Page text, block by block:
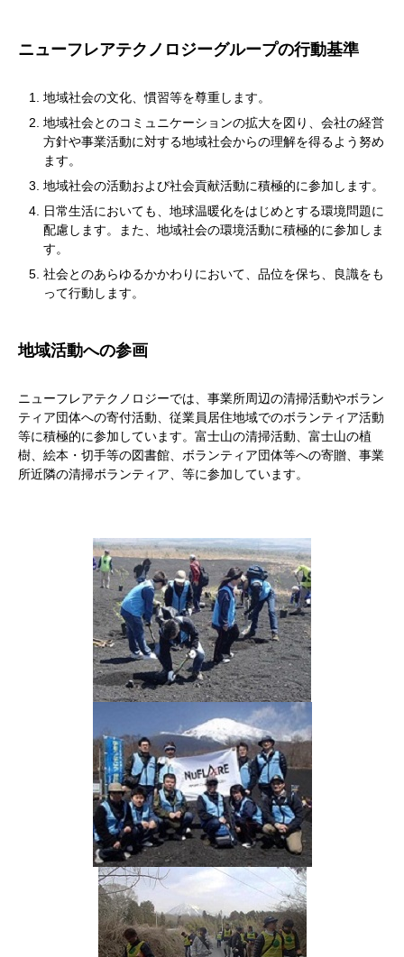
ニューフレアテクノロジーグループの行動基準
地域社会の文化、慣習等を尊重します。
地域社会とのコミュニケーションの拡大を図り、会社の経営
方針や事業活動に対する地域社会からの理解を得るよう努め
ます。
地域社会の活動および社会貢献活動に積極的に参加します。
日常生活においても、地球温暖化をはじめとする環境問題に
配慮します。また、地域社会の環境活動に積極的に参加しま
す。
社会とのあらゆるかかわりにおいて、品位を保ち、良識をも
って行動します。
地域活動への参画
ニューフレアテクノロジーでは、事業所周辺の清掃活動やボラン
ティア団体への寄付活動、従業員居住地域でのボランティア活動
等に積極的に参加しています。富士山の清掃活動、富士山の植
樹、絵本・切手等の図書館、ボランティア団体等への寄贈、事業
所近隣の清掃ボランティア、等に参加しています。